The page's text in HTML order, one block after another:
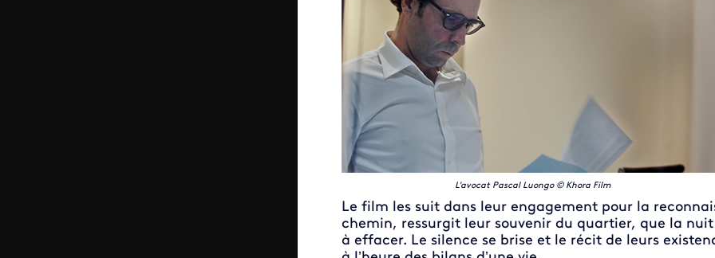
L'avocat Pascal Luongo © Khora Film
Le film les suit dans leur engagement pour la
chemin, ressurgit leur souvenir du quartier, que la nuit
à effacer. Le silence se brise et le récit de leurs